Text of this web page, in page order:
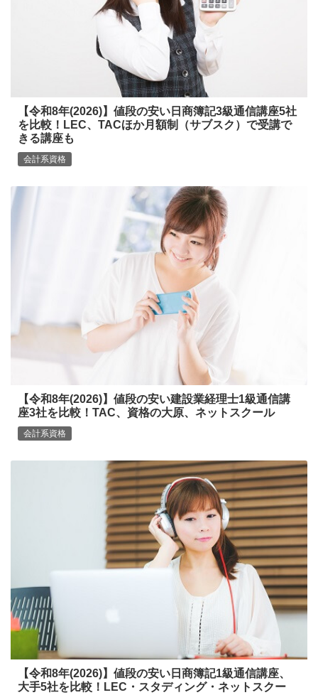
【令和8年(2026)】値段の安い日商簿記3級通信講座5社
を比較！LEC、TACほか月額制（サブスク）で受講で
きる講座も
会計系資格
【令和8年(2026)】値段の安い建設業経理士1級通信講
座3社を比較！TAC、資格の大原、ネットスクール
会計系資格
【令和8年(2026)】値段の安い日商簿記1級通信講座、
大手5社を比較！LEC・スタディング・ネットスクー